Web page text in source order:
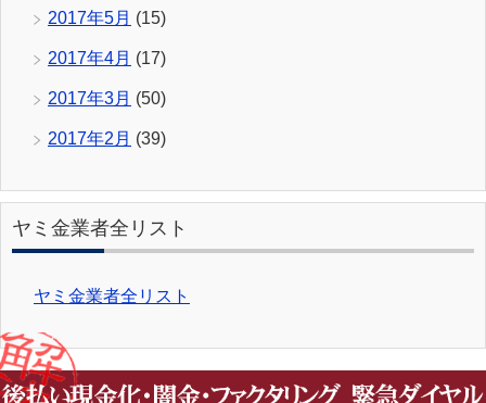
2017年5月 (15)
2017年4月 (17)
2017年3月 (50)
2017年2月 (39)
ヤミ金業者全リスト
ヤミ金業者全リスト